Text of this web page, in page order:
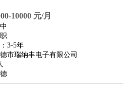
10000 元/月
3-5年
市瑞纳丰电子有限公司